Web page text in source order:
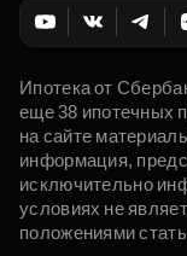
Ипотека от
еще 38 ипотечных
на сайте
информация,
исключительно
условиях не
положениями